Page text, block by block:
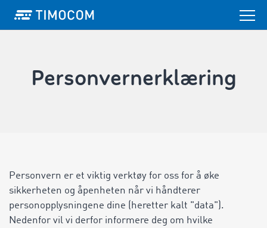
Personvernerklæring
Personvern er et viktig verktøy for oss for å øke
sikkerheten og åpenheten når vi håndterer
personopplysningene dine (heretter kalt "data").
Nedenfor vil vi derfor informere deg om hvilke